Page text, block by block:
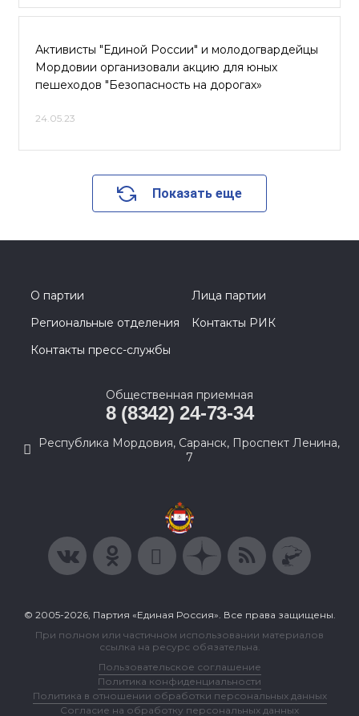
Активисты "Единой России" и молодогвардейцы
Мордовии организовали акцию для юных
пешеходов "Безопасность на дорогах»
24.05.23
Показать еще
О партии
Лица партии
Региональные отделения
Контакты РИК
Контакты пресс-службы
Общественная приемная
8 (8342) 24-73-34
Республика Мордовия, Саранск, Проспект Ленина,
7
© 2005-2026, Партия «Единая Россия». Все права защищены.
При полном или частичном использовании материалов
ссылка на ресурс обязательна.
Пользовательское соглашение
Политика конфиденциальности
Политика в отношении обработки персональных данных
Согласие на обработку персональных данных